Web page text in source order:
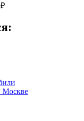
Москве